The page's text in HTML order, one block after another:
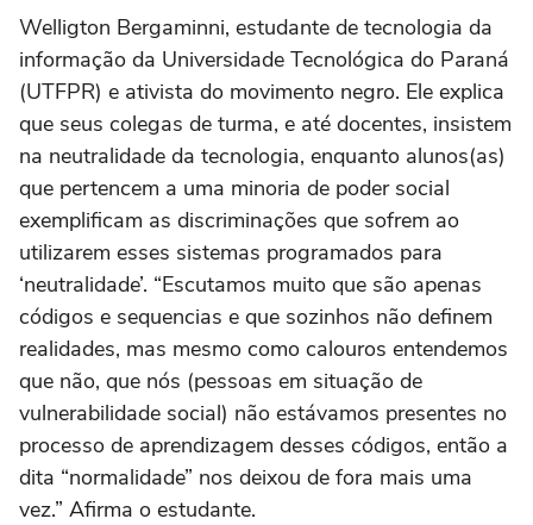
Welligton Bergaminni, estudante de tecnologia da
informação da Universidade Tecnológica do Paraná
(UTFPR) e ativista do movimento negro. Ele explica
que seus colegas de turma, e até docentes, insistem
na neutralidade da tecnologia, enquanto alunos(as)
que pertencem a uma minoria de poder social
exemplificam as discriminações que sofrem ao
utilizarem esses sistemas programados para
‘neutralidade’. “Escutamos muito que são apenas
códigos e sequencias e que sozinhos não definem
realidades, mas mesmo como calouros entendemos
que não, que nós (pessoas em situação de
vulnerabilidade social) não estávamos presentes no
processo de aprendizagem desses códigos, então a
dita “normalidade” nos deixou de fora mais uma
vez.” Afirma o estudante.